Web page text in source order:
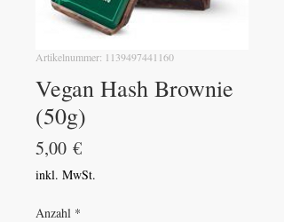
Artikelnummer: 1139497441160
Vegan Hash Brownie
(50g)
5,00 €Preis
inkl. MwSt.
Anzahl *